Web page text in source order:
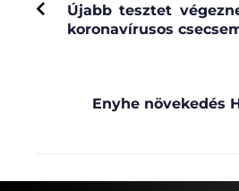
Újabb tesztet
koronavírusos
Enyhe növekedés